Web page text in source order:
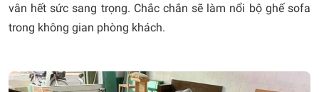
vân hết sức sang trọng. Chắc chắn sẽ làm nổi bộ ghế sofa
trong không gian phòng khách.